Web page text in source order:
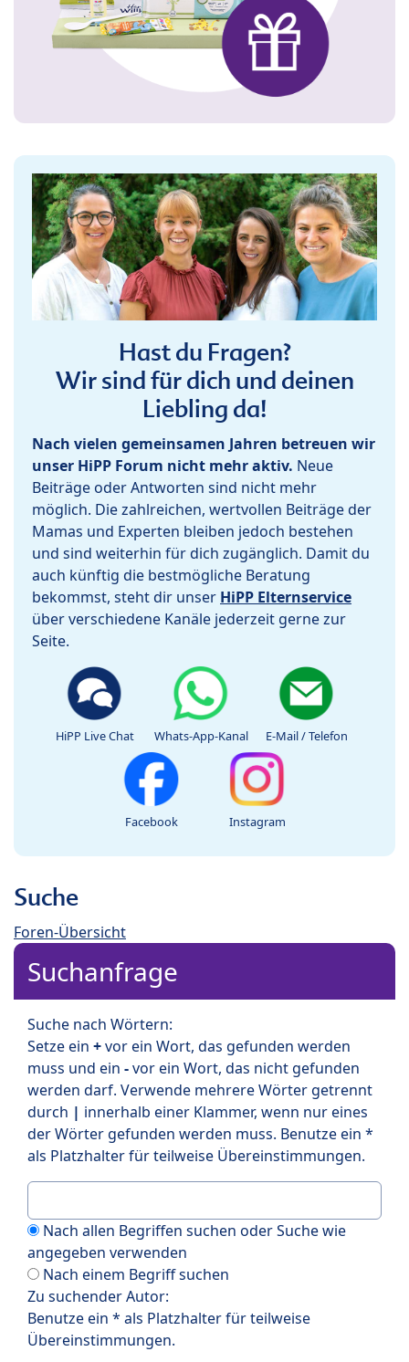
Hast du Fragen?
Wir sind für dich und deinen
Liebling da!
Nach vielen gemeinsamen Jahren betreuen wir
unser HiPP Forum nicht mehr aktiv. Neue
Beiträge oder Antworten sind nicht mehr
möglich. Die zahlreichen, wertvollen Beiträge der
Mamas und Experten bleiben jedoch bestehen
und sind weiterhin für dich zugänglich. Damit du
auch künftig die bestmögliche Beratung
bekommst, steht dir unser HiPP Elternservice
über verschiedene Kanäle jederzeit gerne zur
Seite.
HiPP Live Chat Whats-App-Kanal E-Mail / Telefon
Facebook Instagram
Suche
Foren-Übersicht
Suchanfrage
Suche nach Wörtern:
Setze ein +vor ein Wort, das gefunden werden
muss und ein -vor ein Wort, das nicht gefunden
werden darf. Verwende mehrere Wörter getrennt
durch | innerhalb einer Klammer, wenn nur eines
der Wörter gefunden werden muss. Benutze ein *
als Platzhalter für teilweise Übereinstimmungen.
Nach allen Begriffen suchen oder Suche wie
angegeben verwenden
Nach einem Begriff suchen
Zu suchender Autor:
Benutze ein * als Platzhalter für teilweise
Übereinstimmungen.